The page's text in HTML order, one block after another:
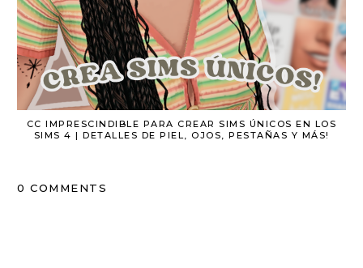
CC IMPRESCINDIBLE PARA CREAR SIMS ÚNICOS EN LOS
SIMS 4 | DETALLES DE PIEL, OJOS, PESTAÑAS Y MÁS!
0 COMMENTS